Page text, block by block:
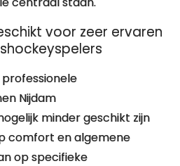
voor zeer ervaren
Nijdam
minder geschikt zijn
comfort en algemene
op specifieke